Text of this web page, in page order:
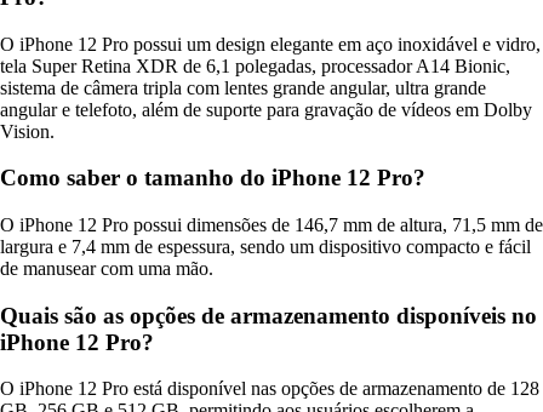
O iPhone 12 Pro possui um design elegante em aço inoxidável e vidro,
tela Super Retina XDR de 6,1 polegadas, processador A14 Bionic,
sistema de câmera tripla com lentes grande angular, ultra grande
angular e telefoto, além de suporte para gravação de vídeos em Dolby
Vision.
Como saber o tamanho do iPhone 12 Pro?
O iPhone 12 Pro possui dimensões de 146,7 mm de altura, 71,5 mm de
largura e 7,4 mm de espessura, sendo um dispositivo compacto e fácil
de manusear com uma mão.
Quais são as opções de armazenamento disponíveis no
iPhone 12 Pro?
O iPhone 12 Pro está disponível nas opções de armazenamento de 128